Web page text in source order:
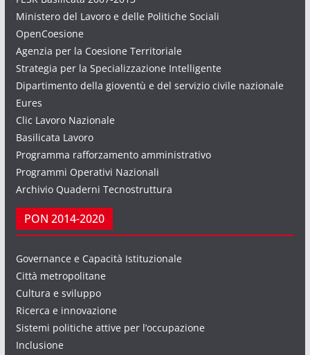
Ministero del Lavoro e delle Politiche Sociali
OpenCoesione
Agenzia per la Coesione Territoriale
Strategia per la Specializzazione Intelligente
Dipartimento della gioventù e del servizio civile nazionale
Eures
Clic Lavoro Nazionale
Basilicata Lavoro
Programma rafforzamento amministrativo
Programmi Operativi Nazionali
Archivio Quaderni Tecnostruttura
PON 2014-2020
Governance e Capacità Istituzionale
Città metropolitane
Cultura e sviluppo
Ricerca e innovazione
Sistemi politiche attive per l’occupazione
Inclusione